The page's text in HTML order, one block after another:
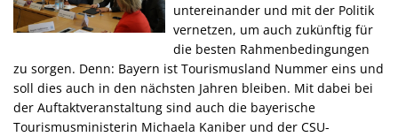
untereinander und mit der Politik
vernetzen, um auch zukünftig für
die besten Rahmenbedingungen
zu sorgen. Denn: Bayern ist Tourismusland Nummer eins und
soll dies auch in den nächsten Jahren bleiben. Mit dabei bei
der Auftaktveranstaltung sind auch die bayerische
Tourismusministerin Michaela Kaniber und der CSU-